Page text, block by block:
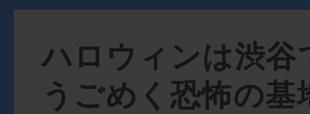
ハロウィンは渋谷
うごめく恐怖の基